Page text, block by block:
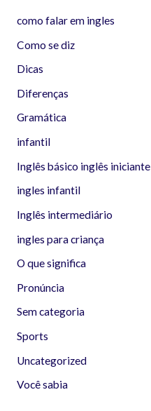
como falar em ingles
Como se diz
Dicas
Diferenças
Gramática
infantil
Inglês básico inglês iniciante
ingles infantil
Inglês intermediário
ingles para criança
O que significa
Pronúncia
Sem categoria
Sports
Uncategorized
Você sabia